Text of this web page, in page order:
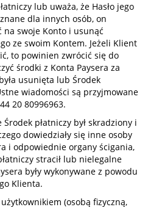
lub uważa, że Hasło jego
dla innych osób, on
na swoje Konto i usunąć
ze swoim Kontem. Jeżeli Klient
to powinien zwrócić się do
środki z Konta Paysera za
usunięta lub Środek
wiadomości są przyjmowane
20 80996963.
płatniczy był skradziony i
dowiedziały się inne osoby
i odpowiednie organy ścigania,
stracił lub nielegalne
były wykonywane z powodu
Klienta.
(osobą fizyczną,